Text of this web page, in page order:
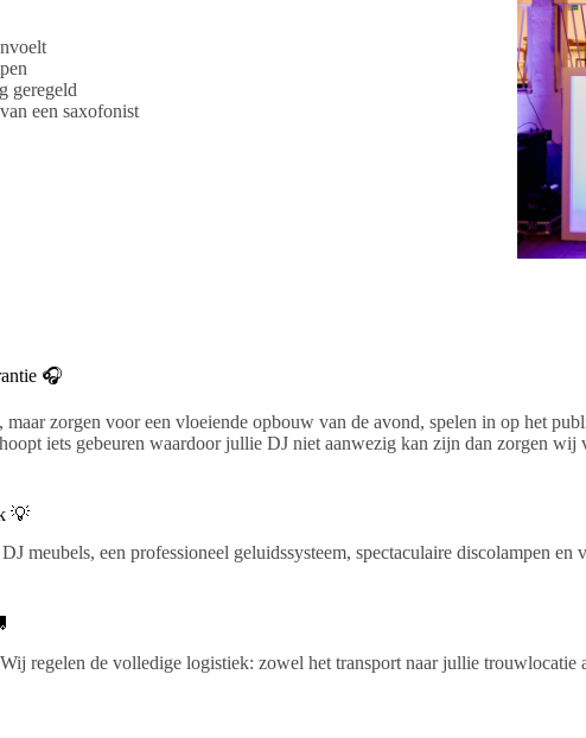
geregeld
een saxofonist
🎧
maar zorgen voor een vloeiende opbouw van de avond, spelen in op het
iets gebeuren waardoor jullie DJ niet aanwezig kan zijn dan zorgen
💡
meubels, een professioneel geluidssysteem, spectaculaire discolampen
regelen de volledige logistiek: zowel het transport naar jullie